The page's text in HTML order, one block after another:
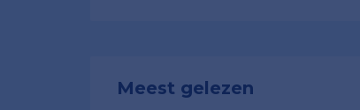
Meest gelezen